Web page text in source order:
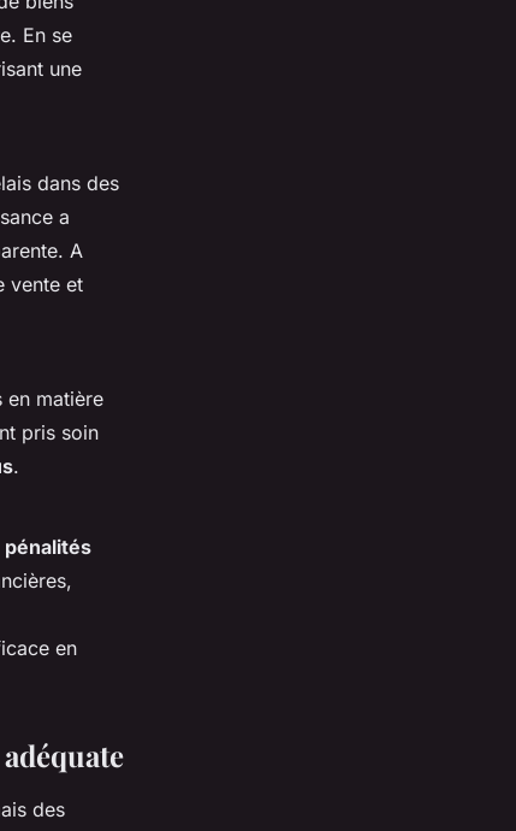
En se
une
dans des
a
A
vente et
en matière
pris soin
.
pénalités
en
des